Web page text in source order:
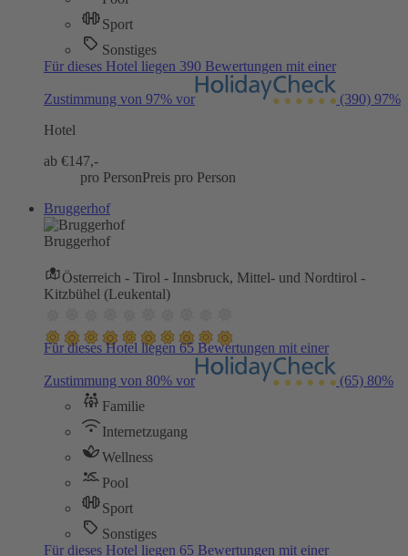
Sport
Sonstiges
Für dieses Hotel liegen 390 Bewertungen mit einer
Zustimmung von 97% vor (390) 97%
Hotel
ab €147,-
pro PersonPreis pro Person
Bruggerhof
Bruggerhof
Österreich - Tirol - Innsbruck, Mittel- und Nordtirol -
Kitzbühel (Leukental)
Für dieses Hotel liegen 65 Bewertungen mit einer
Zustimmung von 80% vor (65) 80%
Familie
Internetzugang
Wellness
Pool
Sport
Sonstiges
Für dieses Hotel liegen 65 Bewertungen mit einer